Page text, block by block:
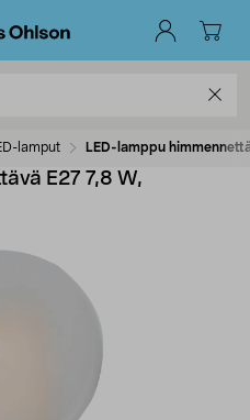
lamput LED-lamppu
E27 7,8 W,